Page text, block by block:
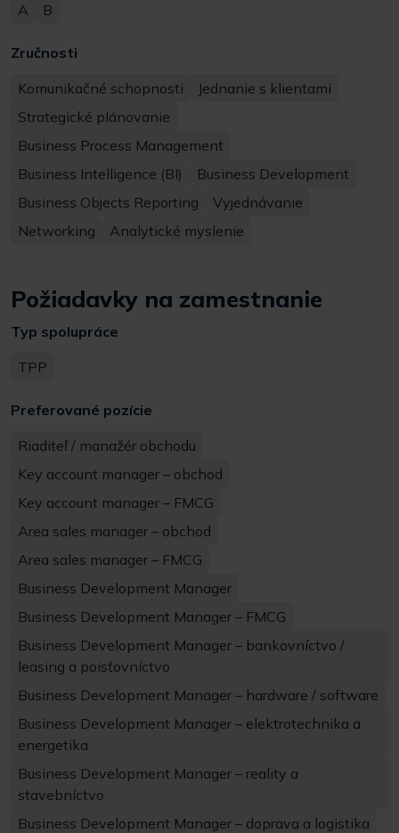
A
B
Zručnosti
Komunikačné schopnosti
Jednanie s klientami
Strategické plánovanie
Business Process Management
Business Intelligence (BI)
Business Development
Business Objects Reporting
Vyjednávanie
Networking
Analytické myslenie
Požiadavky na zamestnanie
Typ spolupráce
TPP
Preferované pozície
Riaditeľ / manažér obchodu
Key account manager – obchod
Key account manager – FMCG
Area sales manager – obchod
Area sales manager – FMCG
Business Development Manager
Business Development Manager – FMCG
Business Development Manager – bankovníctvo /
leasing a poisťovníctvo
Business Development Manager – hardware / software
Business Development Manager – elektrotechnika a
energetika
Business Development Manager – reality a
stavebníctvo
Business Development Manager – doprava a logistika